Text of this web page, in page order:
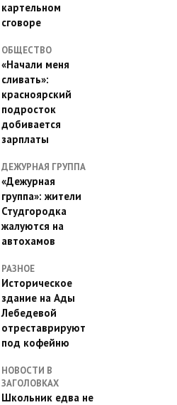
картельном
сговоре
ОБЩЕСТВО
«Начали меня
сливать»:
красноярский
подросток
добивается
зарплаты
ДЕЖУРНАЯ ГРУППА
«Дежурная
группа»: жители
Студгородка
жалуются на
автохамов
РАЗНОЕ
Историческое
здание на Ады
Лебедевой
отреставрируют
под кофейню
НОВОСТИ В
ЗАГОЛОВКАХ
Школьник едва не